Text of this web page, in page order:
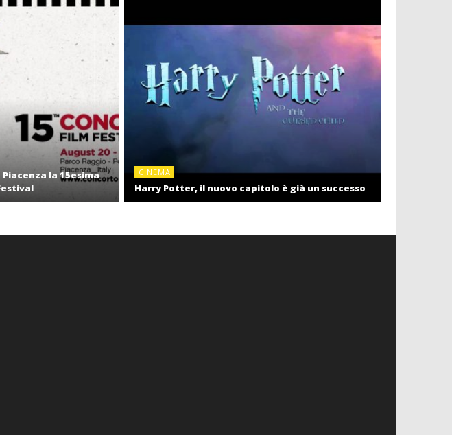
la 15esima
CINEMA
Harry Potter, il nuovo capitolo è già un successo